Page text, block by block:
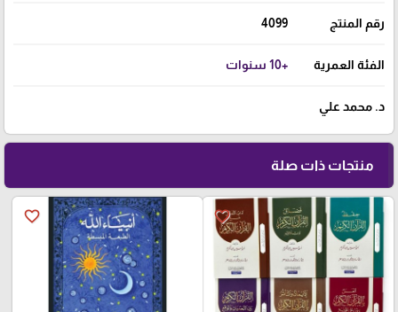
رقم المنتج 4099
الفئة العمرية +10 سنوات
د. محمد علي
منتجات ذات صلة
favorite_border
favorite_border